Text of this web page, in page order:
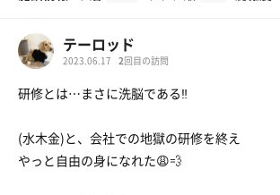
テーロッド
2023.06.17 2回目の訪問
研修とは…まさに洗脳である‼︎
(水木金)と、会社での地獄の研修を終え
やっと自由の身になれた😩💨